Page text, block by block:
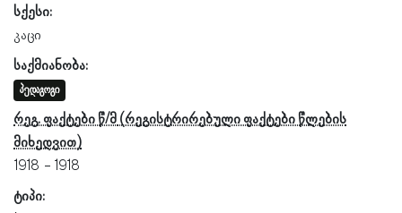
სქესი:
კაცი
საქმიანობა:
პედაგოგი
რეგ. ფაქტები წ/მ
1918
1918
ტიპი: